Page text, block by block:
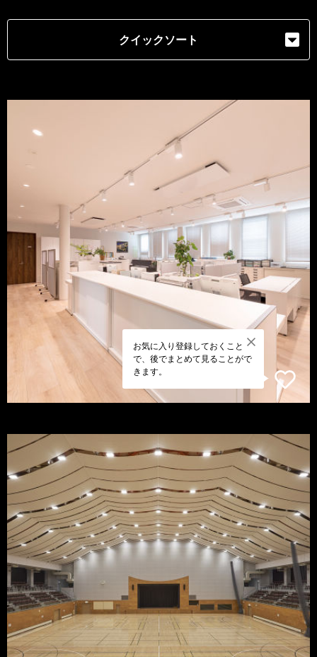
クイックソート
お気に入り登録しておくこと
で、後でまとめて見ることがで
きます。